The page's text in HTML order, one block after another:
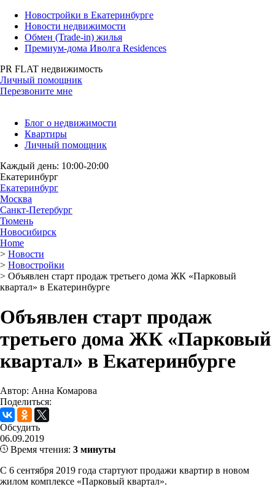
Новостройки в Екатеринбурге
Новости недвижимости
Обмен (Trade-in) жилья
Премиум-дома Иволга Residences
PR FLAT недвижимость
Личный помощник
Перезвоните мне
Блог о недвижимости
Квартиры
Личный помощник
Каждый день: 10:00-20:00
Екатеринбург
Екатеринбург
Москва
Санкт-Петербург
Тюмень
Новосибирск
Home
> Новости
> Новостройки
> Объявлен старт продаж третьего дома ЖК «Парковый
квартал» в Екатеринбурге
Объявлен старт продаж
третьего дома ЖК «Парковый
квартал» в Екатеринбурге
Автор: Анна Комарова
Поделиться:
Обсудить
06.09.2019
Время чтения: 3 минуты
С 6 сентября 2019 года стартуют продажи квартир в новом
жилом комплексе «Парковый квартал».